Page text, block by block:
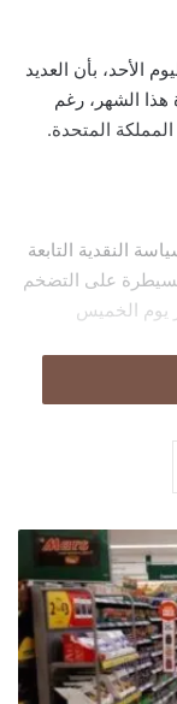
الأحد، بأن العديد
هذا الشهر، رغم
المتحدة.
النقدية التابعة
على التضخم
المقرر يوم الخميس